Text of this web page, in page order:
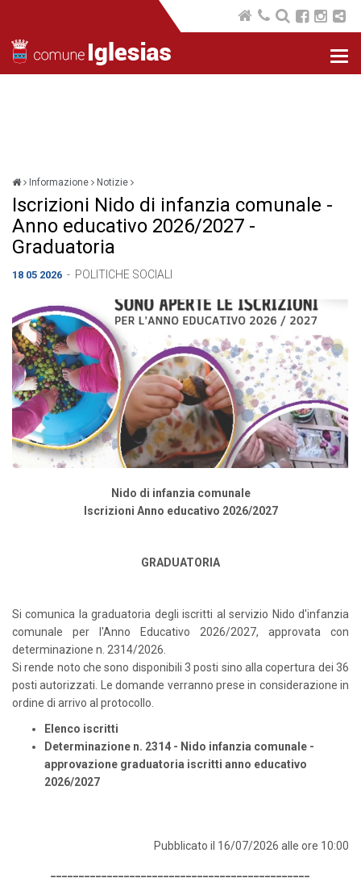
Informazione Notizie
Iscrizioni Nido di infanzia comunale -
Anno educativo 2026/2027 -
Graduatoria
18 05 2026 - POLITICHE SOCIALI
Nido di infanzia comunale
Iscrizioni Anno educativo 2026/2027
GRADUATORIA
Si comunica la graduatoria degli iscritti al servizio Nido d'infanzia
comunale per l'Anno Educativo 2026/2027, approvata con
determinazione n. 2314/2026.
Si rende noto che sono disponibili 3 posti sino alla copertura dei 36
posti autorizzati. Le domande verranno prese in considerazione in
ordine di arrivo al protocollo.
Elenco iscritti
Determinazione n. 2314 - Nido infanzia comunale -
approvazione graduatoria iscritti anno educativo
2026/2027
Pubblicato il 16/07/2026 alle ore 10:00